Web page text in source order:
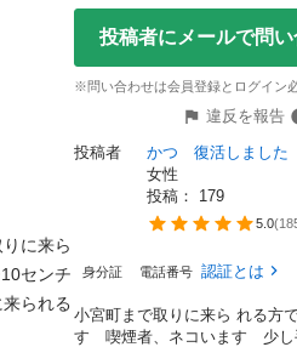
に来ら
センチ
られる
投稿者にメールで問
※問い合わせは会員登録とログイン
違反を報告
投稿者
かつ　復活しました
女性
投稿： 179
5.0(
身分証 電話番号 認証とは
小宮町まで取りに来ら れる方
す 喫煙者、ネコいます 少し